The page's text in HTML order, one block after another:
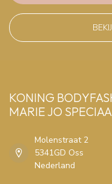
KONING
MARIE JO
Molenstraat 2
5341GD Oss
Nederland